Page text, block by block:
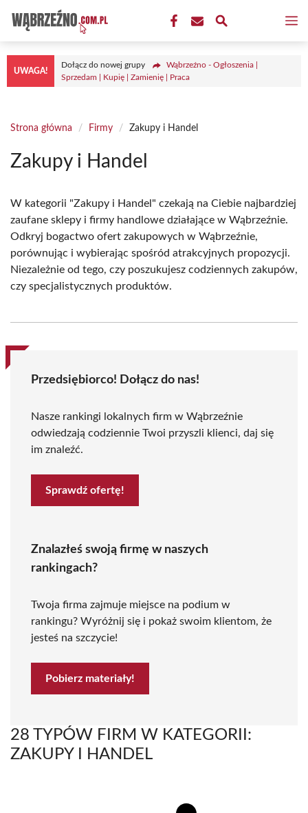
treści
UWAGA!
Dołącz do nowej grupy
Wąbrzeźno - Ogłoszenia |
Sprzedam | Kupię | Zamienię | Praca
Strona główna / Firmy / Zakupy i Handel
Zakupy i Handel
W kategorii "Zakupy i Handel" czekają na Ciebie najbardziej
zaufane sklepy i firmy handlowe działające w Wąbrzeźnie.
Odkryj bogactwo ofert zakupowych w Wąbrzeźnie,
porównując i wybierając spośród atrakcyjnych propozycji.
Niezależnie od tego, czy poszukujesz codziennych zakupów,
czy specjalistycznych produktów.
Przedsiębiorco! Dołącz do nas!
Nasze rankingi lokalnych firm w Wąbrzeźnie
odwiedzają codziennie Twoi przyszli klienci, daj się
im znaleźć.
Sprawdź ofertę!
Znalazłeś swoją firmę w naszych
rankingach?
Twoja firma zajmuje miejsce na podium w
rankingu? Wyróżnij się i pokaż swoim klientom, że
jesteś na szczycie!
Pobierz materiały!
28 TYPÓW FIRM W KATEGORII:
ZAKUPY I HANDEL